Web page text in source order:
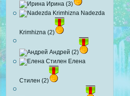
Ирина (3)
Nadezda
Krimhizna (2)
Андрей (2)
Елена
Стилен (2)